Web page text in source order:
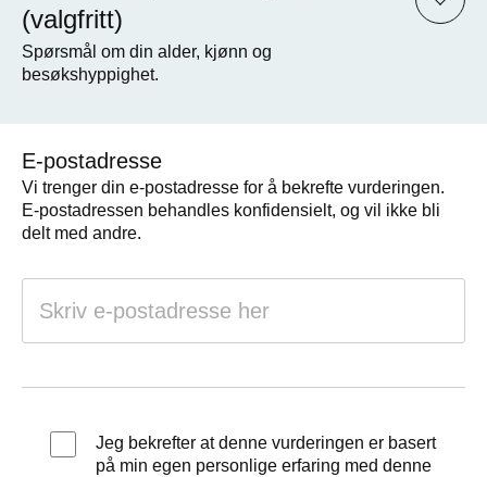
(valgfritt)
Spørsmål om din alder, kjønn og
besøkshyppighet.
E-postadresse
Vi trenger din e-postadresse for å bekrefte vurderingen.
E-postadressen behandles konfidensielt, og vil ikke bli
delt med andre.
Jeg bekrefter at denne vurderingen er basert
på min egen personlige erfaring med denne